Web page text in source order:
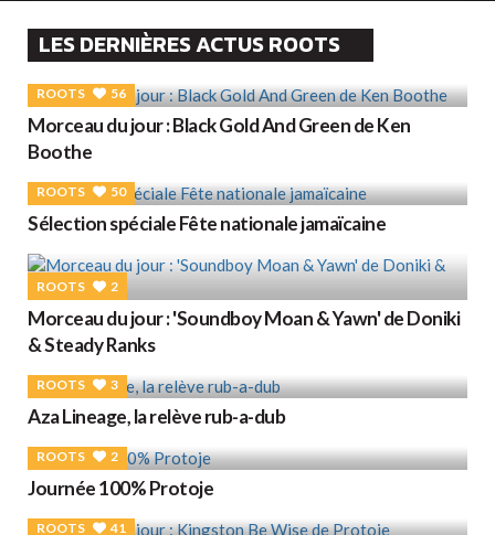
LES DERNIÈRES ACTUS ROOTS
ROOTS 56
Morceau du jour : Black Gold And Green de Ken
Boothe
ROOTS 50
Sélection spéciale Fête nationale jamaïcaine
ROOTS 2
Morceau du jour : 'Soundboy Moan & Yawn' de Doniki
& Steady Ranks
ROOTS 3
Aza Lineage, la relève rub-a-dub
ROOTS 2
Journée 100% Protoje
ROOTS 41